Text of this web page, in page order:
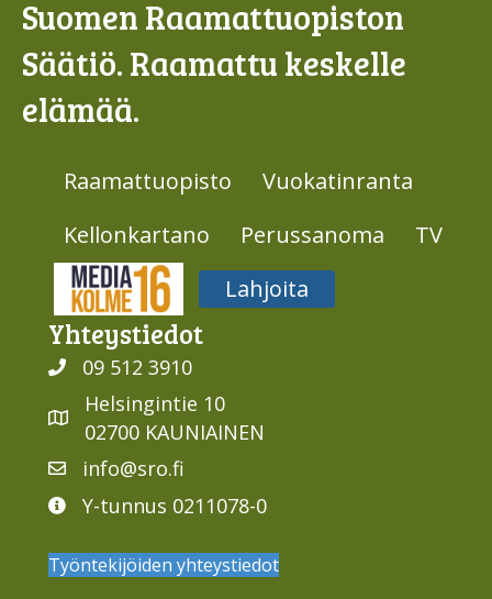
Suomen Raamattuopiston
Säätiö. Raamattu keskelle
elämää.
Raamattuopisto
Vuokatinranta
Kellonkartano
Perussanoma
TV
Media316
Lahjoita
Yhteys­tiedot
09 512 3910
Helsingintie 10
02700 KAUNIAINEN
info@sro.fi
Y-tunnus 0211078-0
Työntekijöiden yhteystiedot